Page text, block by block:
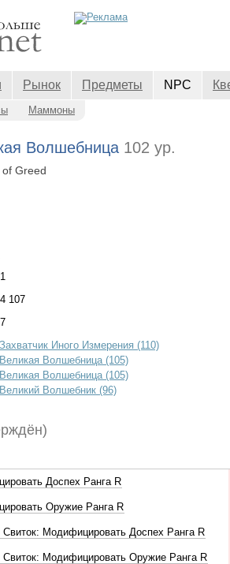
Рынок Предметы NPC
Маммоны
Волшебница 102 ур.
Greed
107
Иного Измерения (110)
Волшебница (105)
Волшебница (105)
Волшебник (96)
Доспех Ранга R
Оружие Ранга R
Свиток: Модифицировать Доспех Ранга R
Свиток: Модифицировать Оружие Ранга R